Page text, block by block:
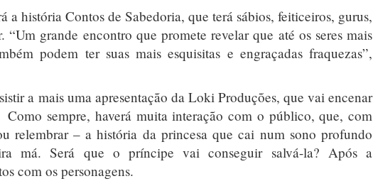
a história Contos de Sabedoria, que terá sábios, feiticeiros, gurus,
grande encontro que promete revelar que até os seres mais
podem ter suas mais esquisitas e engraçadas fraquezas”,
a mais uma apresentação da Loki Produções, que vai encenar
sempre, haverá muita interação com o público, que, com
relembrar – a história da princesa que cai num sono profundo
má. Será que o príncipe vai conseguir salvá-la? Após a
com os personagens.